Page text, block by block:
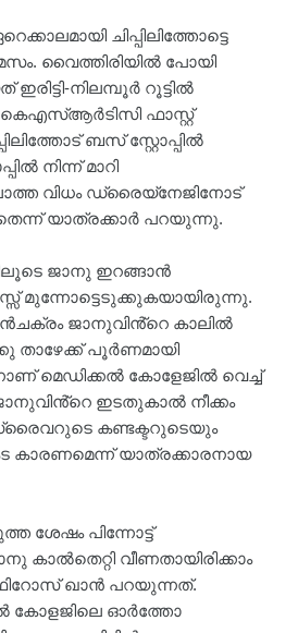
ചിപ്പിലിത്തോട്ടെ
വൈത്തിരിയിൽ പോയി
നിലമ്പൂർ റൂട്ടിൽ
ഫാസ്റ്റ്
ബസ് സ്റ്റോപ്പിൽ
നിന്ന് മാറി
വിധം ഡ്രൈയ്നേജിനോട്
യാത്രക്കാർ പറയുന്നു.
ജാനു ഇറങ്ങാൻ
മുന്നോട്ടെടുക്കുകയായിരുന്നു.
ജാനുവിൻ്റെ കാലിൽ
താഴേക്ക് പൂർണമായി
മെഡിക്കൽ കോളേജിൽ വെച്ച്
ഇടതുകാൽ നീക്കം
കണ്ടക്ടറുടെയും
യാത്രക്കാരനായ
ശേഷം പിന്നോട്ട്
കാൽതെറ്റി വീണതായിരിക്കാം
ഖാൻ പറയുന്നത്.
കോളജിലെ ഓർത്തോ